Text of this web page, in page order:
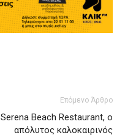
Επόμενο Άρθρο
Serena Beach Restaurant, ο
απόλυτος καλοκαιρινός